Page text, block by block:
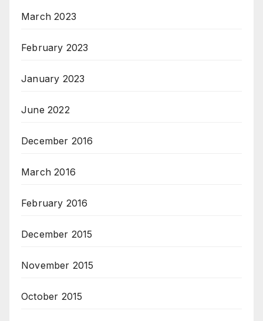
March 2023
February 2023
January 2023
June 2022
December 2016
March 2016
February 2016
December 2015
November 2015
October 2015